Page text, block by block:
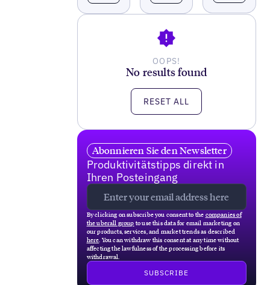
OOPS!
No results found
RESET ALL
Abonnieren Sie den Newsletter
Produktivitätstipps direkt in
Ihren Posteingang
By clicking on subscribe you consent to the companies of
the uberall group to use this data for email marketing on
our products, services, and market trends as described
here . You can withdraw this consent at any time without
affecting the lawfulness of the processing before its
withdrawal.